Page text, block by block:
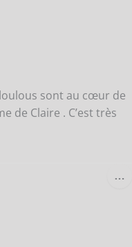
sont au cœur de
de Claire . C’est très
…